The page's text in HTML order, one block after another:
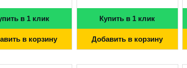
в 1 клик
в корзину
Купить в 1 клик
Добавить в корзину